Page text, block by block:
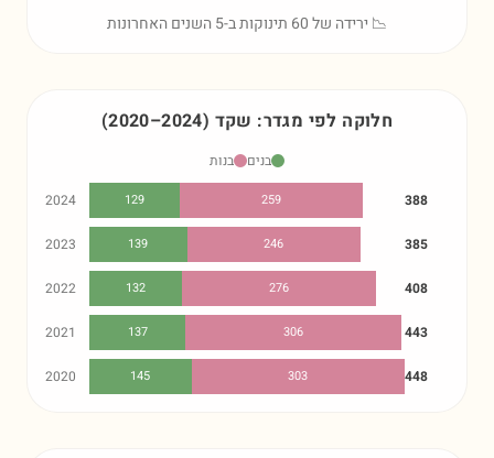
📉 ירידה של 60 תינוקות ב-5 השנים האחרונות
חלוקה לפי מגדר: שקד (2020–2024)
בנים
בנות
2024
129 259 388
2023 139 246 385
2022 132 276 408
2021 137 306 443
2020 145 303 448